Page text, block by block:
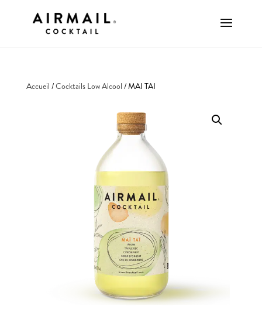
Accueil /Cocktails Low Alcool / MAI TAI